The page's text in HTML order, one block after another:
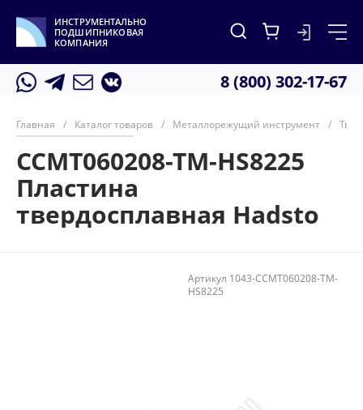
ИНСТРУМЕНТАЛЬНО
ПОДШИПНИКОВАЯ
КОМПАНИЯ
8 (800) 302-17-67
Главная / Каталог товаров / Металлорежущий инструмент /
CCMT060208-TM-HS8225
Пластина
твердосплавная Hadsto
Артикул 1043-CCMT060208-TM-
HS8225